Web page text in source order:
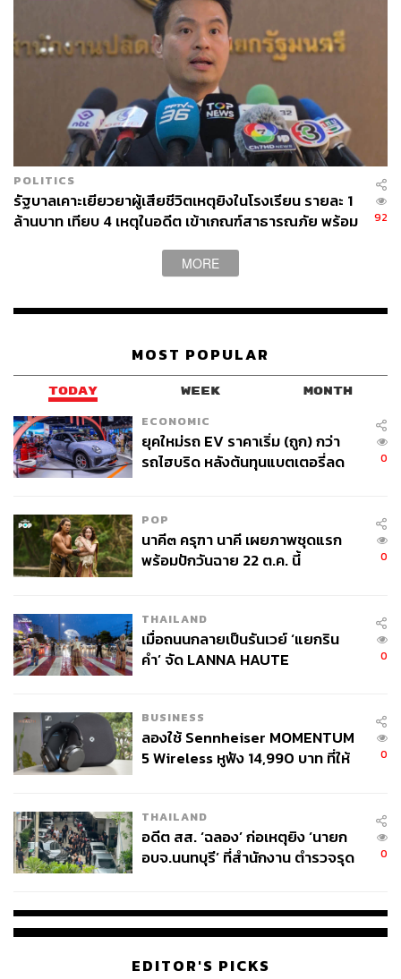
POLITICS
รัฐบาลเคาะเยียวยาผู้เสียชีวิตเหตุยิงในโรงเรียน รายละ 1
ล้านบาท เทียบ 4 เหตุในอดีต เข้าเกณฑ์สาธารณภัย พร้อม
92
MORE
MOST POPULAR
TODAY WEEK MONTH
ECONOMIC
ยุคใหม่รถ EV ราคาเริ่ม (ถูก) กว่า
รถไฮบริด หลังต้นทุนแบตเตอรี่ลด
0
POP
นาคี๓ ครุฑา นาคี เผยภาพชุดแรก
พร้อมปักวันฉาย 22 ต.ค. นี้
0
THAILAND
เมื่อถนนกลายเป็นรันเวย์ ‘แยกริน
คำ’ จัด LANNA HAUTE
0
BUSINESS
ลองใช้ Sennheiser MOMENTUM
5 Wireless หูฟัง 14,990 บาท ที่ให้
0
THAILAND
อดีต สส. ‘ฉลอง’ ก่อเหตุยิง ‘นายก
อบจ.นนทบุรี’ ที่สำนักงาน ตำรวจรุด
0
EDITOR'S PICKS